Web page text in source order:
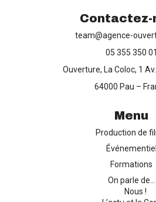
Production
Formation
Contact
Contactez-
team@agence-
05 355 350 01
Ouverture, La Coloc, 1
64000 Pau –
Menu
Production de
Événementiel
Formations
On parle de…
Nous !